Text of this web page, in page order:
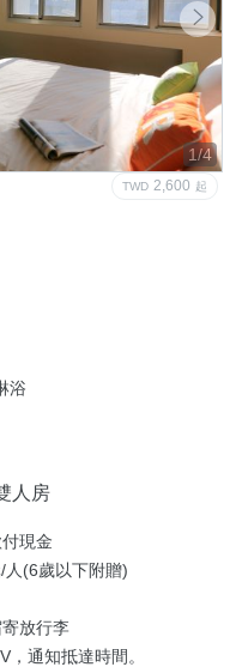
1/4
TWD 2,600 起
浴
人房
現金
人(6歲以下附贈)
放行李
通知抵達時間。